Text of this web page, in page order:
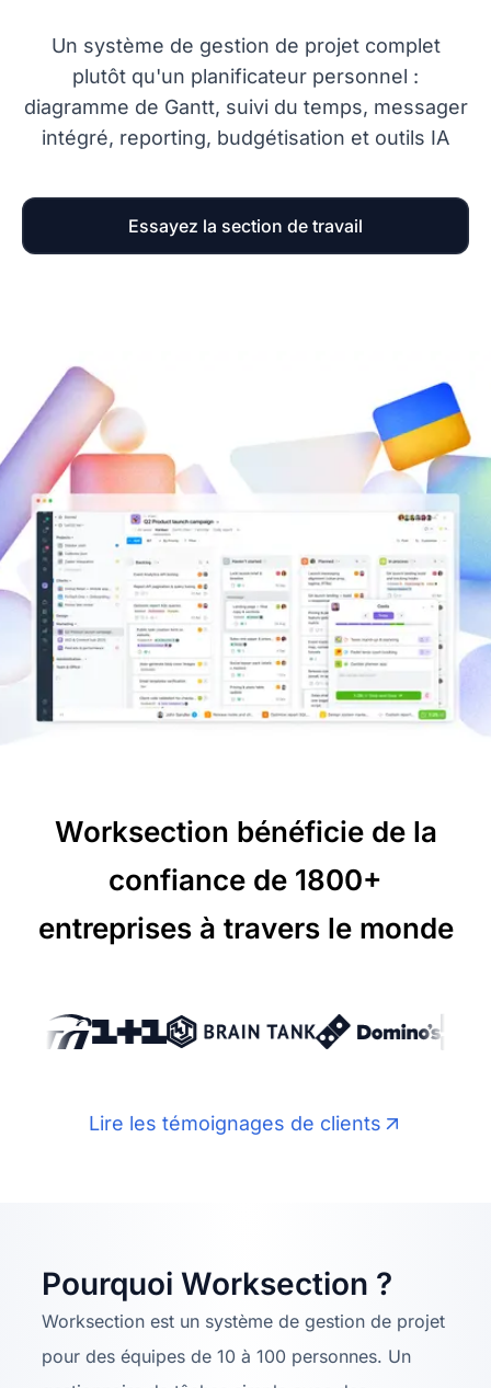
Un système de gestion de projet complet
plutôt qu'un planificateur personnel :
diagramme de Gantt, suivi du temps, messager
intégré, reporting, budgétisation et outils IA
Essayez la section de travail
Worksection bénéficie de la
confiance de 1800+
entreprises à travers le monde
Lire les témoignages de clients
Pourquoi Worksection ?
Worksection est un système de gestion de projet
pour des équipes de 10 à 100 personnes. Un